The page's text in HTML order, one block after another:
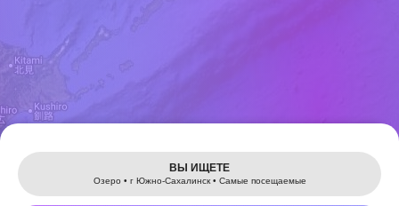
Leaflet
ВЫ ИЩЕТЕ
Озеро • г Южно-Сахалинск • Самые посещаемые